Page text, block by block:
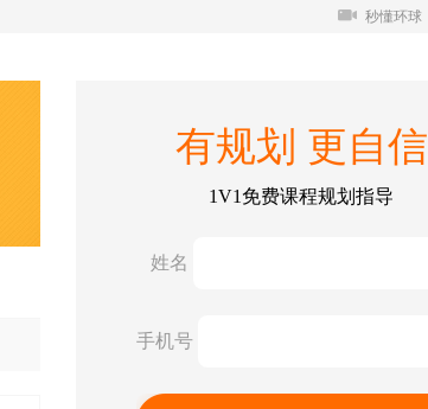
秒懂环球
有规划 更自信
1V1免费课程规划指导